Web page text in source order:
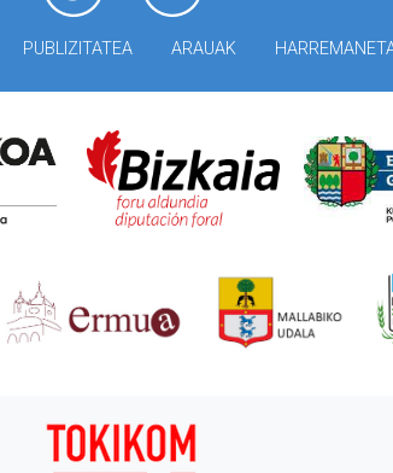
PUBLIZITATEA ARAUAK